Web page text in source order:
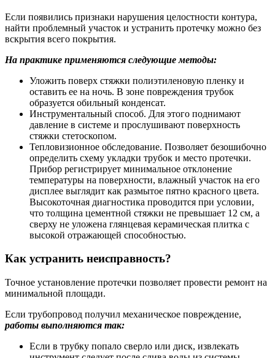
Если появились признаки нарушения целостности контура,
найти проблемный участок и устранить протечку можно без
вскрытия всего покрытия.
На практике применяются следующие методы:
Уложить поверх стяжки полиэтиленовую пленку и
оставить ее на ночь. В зоне повреждения трубок
образуется обильный конденсат.
Инструментальный способ. Для этого поднимают
давление в системе и прослушивают поверхность
стяжки стетоскопом.
Тепловизионное обследование. Позволяет безошибочно
определить схему укладки трубок и место протечки.
Прибор регистрирует минимальное отклонение
температуры на поверхности, влажный участок на его
дисплее выглядит как размытое пятно красного цвета.
Высокоточная диагностика проводится при условии,
что толщина цементной стяжки не превышает 12 см, а
сверху не уложена глянцевая керамическая плитка с
высокой отражающей способностью.
Как устранить неисправность?
Точное установление протечки позволяет провести ремонт на
минимальной площади.
Если трубопровод получил механическое повреждение,
работы выполняются так:
Если в трубку попало сверло или диск, извлекать